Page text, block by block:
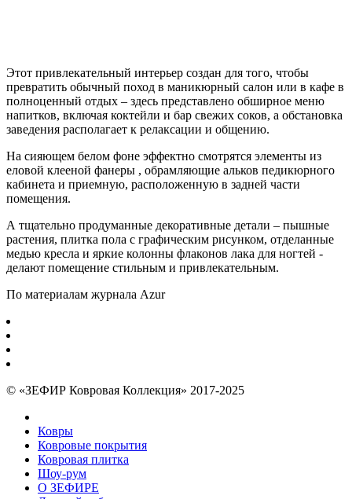
Этот привлекательный интерьер создан для того, чтобы
превратить обычный поход в маникюрный салон или в кафе в
полноценный отдых – здесь представлено обширное меню
напитков, включая коктейли и бар свежих соков, а обстановка
заведения располагает к релаксации и общению.
На сияющем белом фоне эффектно смотрятся элементы из
еловой клееной фанеры , обрамляющие альков педикюрного
кабинета и приемную, расположенную в задней части
помещения.
А тщательно продуманные декоративные детали – пышные
растения, плитка пола с графическим рисунком, отделанные
медью кресла и яркие колонны флаконов лака для ногтей -
делают помещение стильным и привлекательным.
По материалам журнала Azur
© «ЗЕФИР Ковровая Коллекция» 2017-2025
Ковры
Ковровые покрытия
Ковровая плитка
Шоу-рум
О ЗЕФИРЕ